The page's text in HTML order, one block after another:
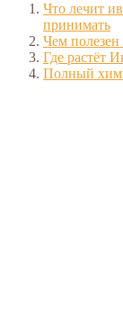
Что лечит
принимать
Чем полезен
Где растёт
Полный